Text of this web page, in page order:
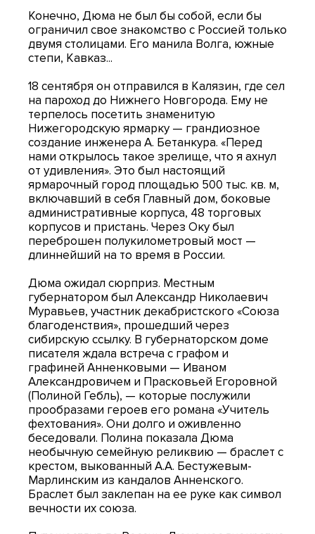
Конечно, Дюма не был бы собой, если бы
ограничил свое знакомство с Россией только
двумя столицами. Его манила Волга, южные
степи, Кавказ...
18 сентября он отправился в Калязин, где сел
на пароход до Нижнего Новгорода. Ему не
терпелось посетить знаменитую
Нижегородскую ярмарку — грандиозное
создание инженера А. Бетанкура. «Перед
нами открылось такое зрелище, что я ахнул
от удивления». Это был настоящий
ярмарочный город площадью 500 тыс. кв. м,
включавший в себя Главный дом, боковые
административные корпуса, 48 торговых
корпусов и пристань. Через Оку был
переброшен полукилометровый мост —
длиннейший на то время в России.
Дюма ожидал сюрприз. Местным
губернатором был Александр Николаевич
Муравьев, участник декабристского «Союза
благоденствия», прошедший через
сибирскую ссылку. В губернаторском доме
писателя ждала встреча с графом и
графиней Анненковыми — Иваном
Александровичем и Прасковьей Егоровной
(Полиной Гебль), — которые послужили
прообразами героев его романа «Учитель
фехтования». Они долго и оживленно
беседовали. Полина показала Дюма
необычную семейную реликвию — браслет с
крестом, выкованный А.А. Бестужевым-
Марлинским из кандалов Анненского.
Браслет был заклепан на ее руке как символ
вечности их союза.